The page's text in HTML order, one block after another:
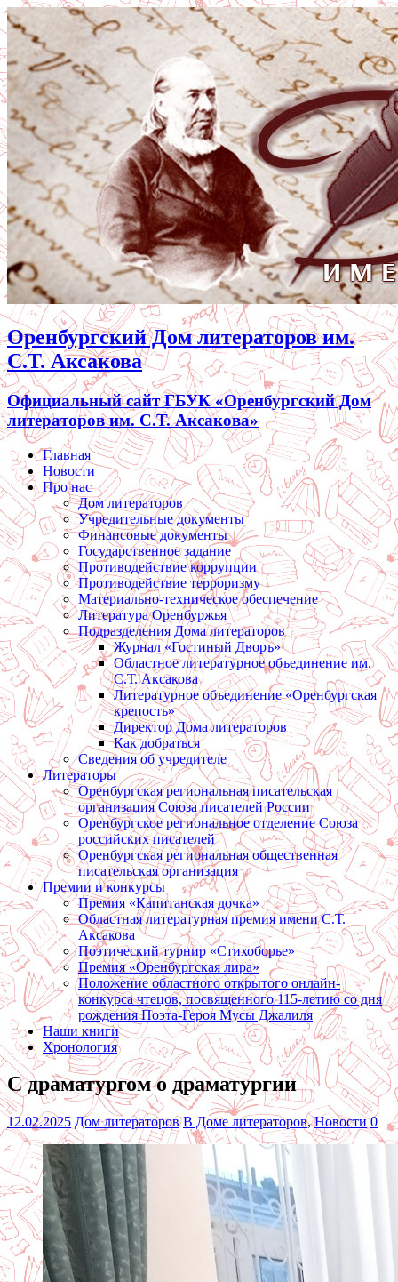
Оренбургский Дом литераторов им.
С.Т. Аксакова
Официальный сайт ГБУК «Оренбургский Дом
литераторов им. С.Т. Аксакова»
Главная
Новости
Про нас
Дом литераторов
Учредительные документы
Финансовые документы
Государственное задание
Противодействие коррупции
Противодействие терроризму
Материально-техническое обеспечение
Литература Оренбуржья
Подразделения Дома литераторов
Журнал «Гостиный Дворъ»
Областное литературное объединение им.
С.Т. Аксакова
Литературное объединение «Оренбургская
крепость»
Директор Дома литераторов
Как добраться
Сведения об учредителе
Литераторы
Оренбургская региональная писательская
организация Союза писателей России
Оренбургское региональное отделение Союза
российских писателей
Оренбургская региональная общественная
писательская организация
Премии и конкурсы
Премия «Капитанская дочка»
Областная литературная премия имени С.Т.
Аксакова
Поэтический турнир «Стихоборье»
Премия «Оренбургская лира»
Положение областного открытого онлайн-
конкурса чтецов, посвященного 115-летию со дня
рождения Поэта-Героя Мусы Джалиля
Наши книги
Хронология
С драматургом о драматургии
12.02.2025 Дом литераторов В Доме литераторов,Новости 0